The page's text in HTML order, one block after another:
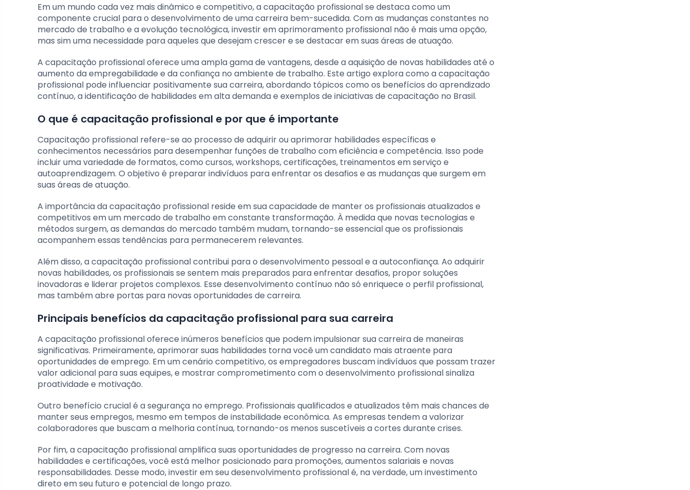
Em um mundo cada vez mais dinâmico e competitivo, a capacitação profissional se destaca como um
componente crucial para o desenvolvimento de uma carreira bem-sucedida. Com as mudanças constantes no
mercado de trabalho e a evolução tecnológica, investir em aprimoramento profissional não é mais uma opção,
mas sim uma necessidade para aqueles que desejam crescer e se destacar em suas áreas de atuação.
A capacitação profissional oferece uma ampla gama de vantagens, desde a aquisição de novas habilidades até o
aumento da empregabilidade e da confiança no ambiente de trabalho. Este artigo explora como a capacitação
profissional pode influenciar positivamente sua carreira, abordando tópicos como os benefícios do aprendizado
contínuo, a identificação de habilidades em alta demanda e exemplos de iniciativas de capacitação no Brasil.
O que é capacitação profissional e por que é importante
Capacitação profissional refere-se ao processo de adquirir ou aprimorar habilidades específicas e
conhecimentos necessários para desempenhar funções de trabalho com eficiência e competência. Isso pode
incluir uma variedade de formatos, como cursos, workshops, certificações, treinamentos em serviço e
autoaprendizagem. O objetivo é preparar indivíduos para enfrentar os desafios e as mudanças que surgem em
suas áreas de atuação.
A importância da capacitação profissional reside em sua capacidade de manter os profissionais atualizados e
competitivos em um mercado de trabalho em constante transformação. À medida que novas tecnologias e
métodos surgem, as demandas do mercado também mudam, tornando-se essencial que os profissionais
acompanhem essas tendências para permanecerem relevantes.
Além disso, a capacitação profissional contribui para o desenvolvimento pessoal e a autoconfiança. Ao adquirir
novas habilidades, os profissionais se sentem mais preparados para enfrentar desafios, propor soluções
inovadoras e liderar projetos complexos. Esse desenvolvimento contínuo não só enriquece o perfil profissional,
mas também abre portas para novas oportunidades de carreira.
Principais benefícios da capacitação profissional para sua carreira
A capacitação profissional oferece inúmeros benefícios que podem impulsionar sua carreira de maneiras
significativas. Primeiramente, aprimorar suas habilidades torna você um candidato mais atraente para
oportunidades de emprego. Em um cenário competitivo, os empregadores buscam indivíduos que possam trazer
valor adicional para suas equipes, e mostrar comprometimento com o desenvolvimento profissional sinaliza
proatividade e motivação.
Outro benefício crucial é a segurança no emprego. Profissionais qualificados e atualizados têm mais chances de
manter seus empregos, mesmo em tempos de instabilidade econômica. As empresas tendem a valorizar
colaboradores que buscam a melhoria contínua, tornando-os menos suscetíveis a cortes durante crises.
Por fim, a capacitação profissional amplifica suas oportunidades de progresso na carreira. Com novas
habilidades e certificações, você está melhor posicionado para promoções, aumentos salariais e novas
responsabilidades. Desse modo, investir em seu desenvolvimento profissional é, na verdade, um investimento
direto em seu futuro e potencial de longo prazo.